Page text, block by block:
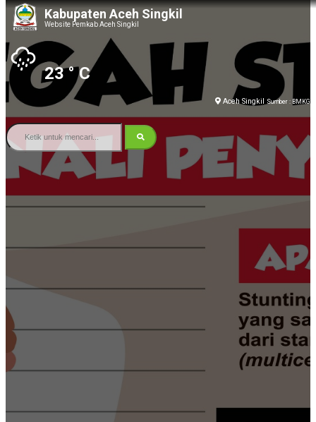
Kabupaten Aceh Singkil
Website Pemkab Aceh Singkil
23° C
Aceh Singkil Sumber : BMKG